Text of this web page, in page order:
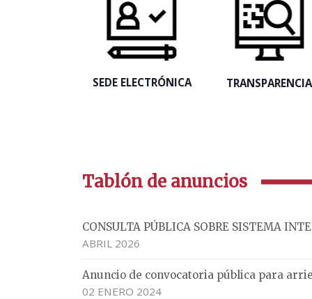
SEDE ELECTRÓNICA TRANSPARENCIA
Tablón de anuncios
CONSULTA PÚBLICA SOBRE SISTEMA
ABRIL 2026
Anuncio de convocatoria pública para
02 ENERO 2024